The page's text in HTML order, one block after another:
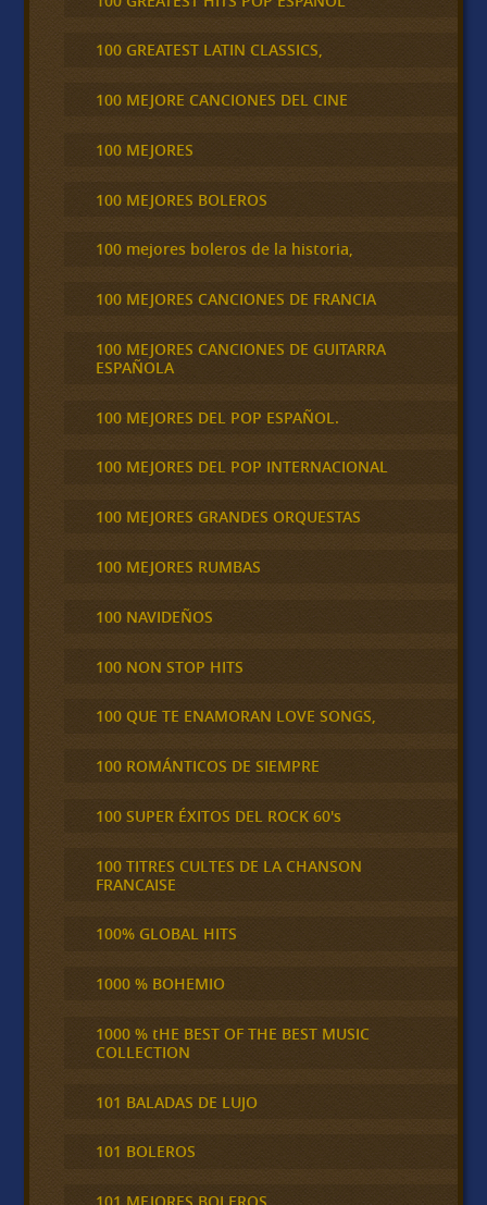
100 GREATEST LATIN CLASSICS,
100 MEJORE CANCIONES DEL CINE
100 MEJORES
100 MEJORES BOLEROS
100 mejores boleros de la historia,
100 MEJORES CANCIONES DE FRANCIA
100 MEJORES CANCIONES DE GUITARRA
ESPAÑOLA
100 MEJORES DEL POP ESPAÑOL.
100 MEJORES DEL POP INTERNACIONAL
100 MEJORES GRANDES ORQUESTAS
100 MEJORES RUMBAS
100 NAVIDEÑOS
100 NON STOP HITS
100 QUE TE ENAMORAN LOVE SONGS,
100 ROMÁNTICOS DE SIEMPRE
100 SUPER ÉXITOS DEL ROCK 60's
100 TITRES CULTES DE LA CHANSON
FRANCAISE
100% GLOBAL HITS
1000 % BOHEMIO
1000 % tHE BEST OF THE BEST MUSIC
COLLECTION
101 BALADAS DE LUJO
101 BOLEROS